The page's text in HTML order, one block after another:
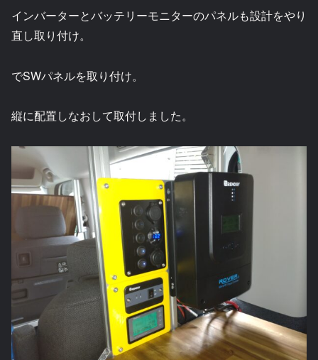
インバーターとバッテリーモニターのパネルも設計をやり
直し取り付け。
でSWパネルを取り付け。
縦に配置しなおして取付しました。